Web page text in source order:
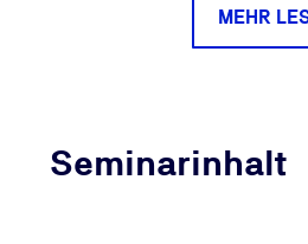
persönlicher
gekennzeichnet.
MEHR
Seminarinhalt